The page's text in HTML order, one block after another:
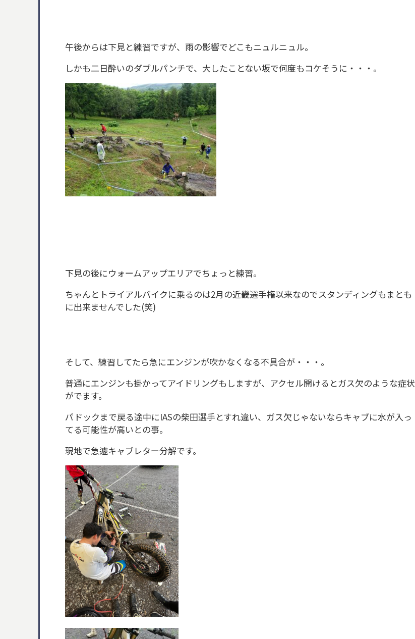
午後からは下見と練習ですが、雨の影響でどこもニュルニュル。
しかも二日酔いのダブルパンチで、大したことない坂で何度もコケそうに・・・。
下見の後にウォームアップエリアでちょっと練習。
ちゃんとトライアルバイクに乗るのは2月の近畿選手権以来なのでスタンディングもまとも
に出来ませんでした(笑)
そして、練習してたら急にエンジンが吹かなくなる不具合が・・・。
普通にエンジンも掛かってアイドリングもしますが、アクセル開けるとガス欠のような症状
がでます。
パドックまで戻る途中にIASの柴田選手とすれ違い、ガス欠じゃないならキャブに水が入っ
てる可能性が高いとの事。
現地で急遽キャブレター分解です。